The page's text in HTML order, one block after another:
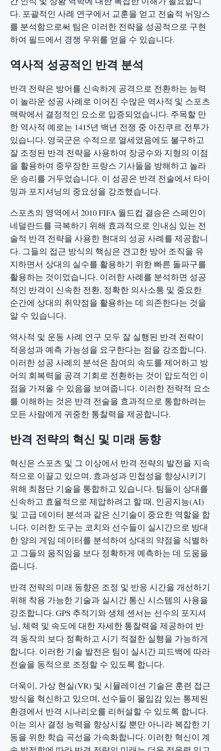
다. 포괄적인 사례 연구에서 교훈을 얻고 전술적 뉘앙스
를 분석함으로써 팀은 이러한 전략을 성공적으로 구현
하여 필드에서 경쟁 우위를 얻을 수 있습니다.
역사적 성공적인 반격 분석
반격 전략은 방어를 신속하게 공격으로 전환하는 능력
이 놀라운 성공 사례로 이어진 수많은 역사적 및 스포츠
맥락에서 결정적인 요소로 입증되었습니다. 주목할 만
한 역사적 예로는 1415년 백년 전쟁 중 아진쿠르 전투가
있습니다. 영국군은 수적으로 열세였음에도 불구하고
잘 조정된 반격 전략을 사용하여 장궁수와 지형의 이점
을 활용하여 중무장한 프랑스 기사들을 방해하고 놀라
운 승리를 거두었습니다. 이 성공은 반격 전술에서 타이
밍과 포지셔닝의 중요성을 강조했습니다.
스포츠의 영역에서 2010 FIFA 월드컵 결승은 스페인이
네덜란드를 극복하기 위해 효과적으로 인내심 있는 전
술적 반격 전략을 사용한 현대의 성공 사례를 제공합니
다. 그들의 접근 방식의 핵심은 견고한 방어 조직을 유
지하면서 상대의 실수를 활용하기 위한 빠른 돌파구를
활용하는 것이었습니다. 이러한 사례를 분석하면 성공
적인 반격이 신속한 전환, 정확한 의사소통 및 중요한
순간에 상대의 취약점을 활용하는 데 의존한다는 것을
알 수 있습니다.
역사적 및 운동 사례 연구 모두 잘 실행된 반격 전략이
적응성과 예측 가능성을 요구한다는 점을 강조합니다.
이러한 성공 사례의 분석은 참여의 속도를 제어하고 방
어의 회복력을 공격 기회로 전환하는 것이 압도적인 이
점을 가져올 수 있음을 보여줍니다. 이러한 전략적 요소
를 이해하는 것은 반격 전술을 효과적으로 통합하려는
모든 사람에게 귀중한 통찰력을 제공합니다.
반격 전략의 혁신 및 미래 동향
혁신은 스포츠 및 그 이상에서 반격 전략의 발전을 지속
적으로 이끌고 있으며, 효과성과 민첩성을 향상시키기
위해 최첨단 기술을 통합하고 있습니다. 팀들이 상대를
신속하고 효율적으로 제압하려고 할 때, 인공지능(AI)
및 고급 데이터 분석과 같은 신기술이 중요한 역할을 합
니다. 이러한 도구는 코치와 선수들이 실시간으로 방대
한 양의 게임 데이터를 분석하여 상대의 약점을 식별하
고 그들의 움직임을 보다 정확하게 예측하는 데 도움을
줍니다.
반격 전략의 미래 동향은 조정 및 반응 시간을 개선하기
위해 착용 가능한 기술과 실시간 통신 시스템의 사용을
강조합니다. GPS 추적기와 생체 센서는 선수의 포지셔
닝, 체력 및 속도에 대한 자세한 통찰력을 제공하여 반
격 동작의 보다 정확하고 시기 적절한 실행을 가능하게
합니다. 이러한 기술 발전은 팀이 실시간 피드백에 따라
전술을 동적으로 조정할 수 있도록 합니다.
더욱이, 가상 현실(VR) 및 시뮬레이션 기술은 훈련 접근
방식을 혁신하고 있으며, 선수들이 몰입감 있는 통제된
환경에서 반격 시나리오를 리허설할 수 있도록 합니다.
이는 의사 결정 능력을 향상시킬 뿐만 아니라 복잡한 기
동을 위한 학습 곡선을 가속화합니다. 이러한 혁신이 계